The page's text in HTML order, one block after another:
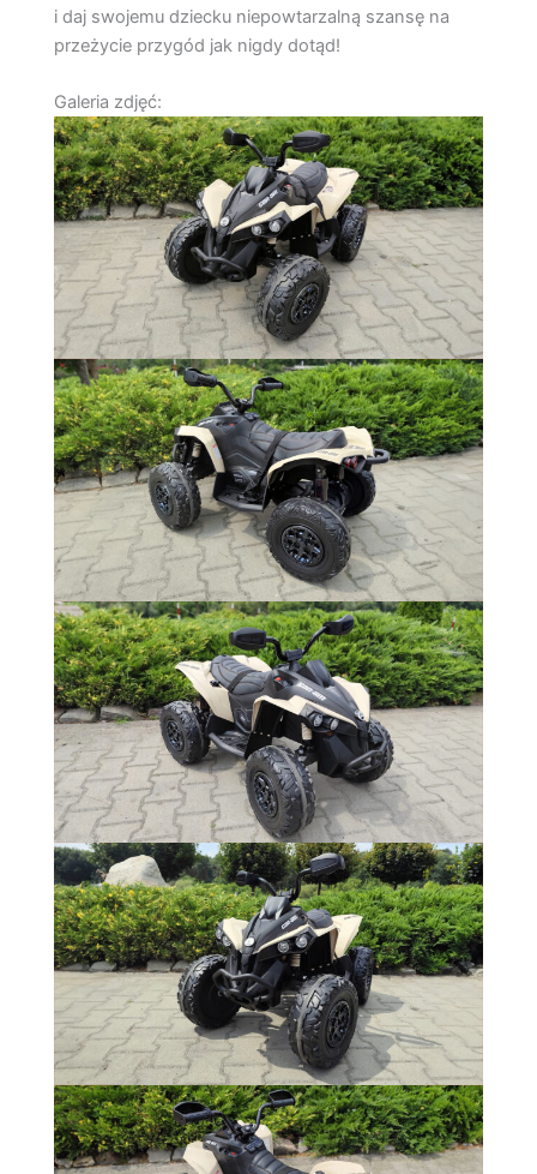
i daj swojemu dziecku niepowtarzalną szansę na
przeżycie przygód jak nigdy dotąd!
Galeria zdjęć: